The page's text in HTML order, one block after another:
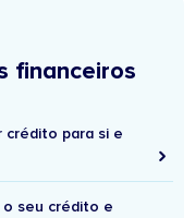
financeiros
crédito para si e
o seu crédito e